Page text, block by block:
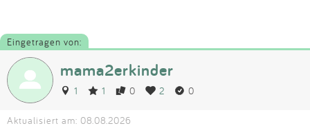
Eingetragen von:
mama2erkinder
1 1 0 2 0
Aktualisiert am: 08.08.2026